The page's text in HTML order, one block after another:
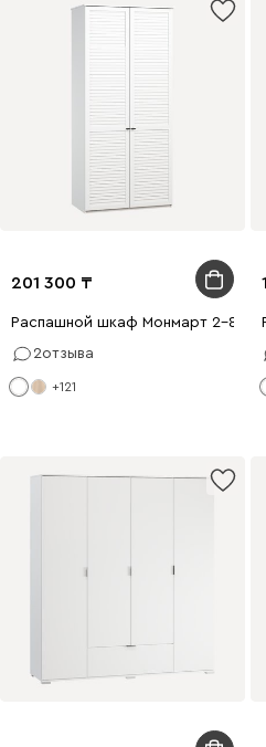
201 300
Распашной шкаф Монмарт 2-
2отзыва
+121